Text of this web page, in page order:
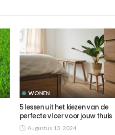
WONEN
5 lessen uit het kiezen van de
perfecte vloer voor jouw thuis
Augustus 13, 2024